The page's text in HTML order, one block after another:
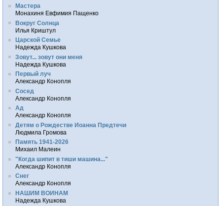
Мастера
Монахиня Евфимия Пащенко
Вокруг Солнца
Илья Криштул
Царской Семье
Надежда Кушкова
Зовут... зовут они меня
Надежда Кушкова
Первый луч
Александр Конопля
Сосед
Александр Конопля
Ад
Александр Конопля
Детям о Рождестве Иоанна Предтечи
Людмила Громова
Память 1941-2026
Михаил Малеин
"Когда шипит в тиши машина..."
Александр Конопля
Снег
Александр Конопля
НАШИМ ВОИНАМ
Надежда Кушкова